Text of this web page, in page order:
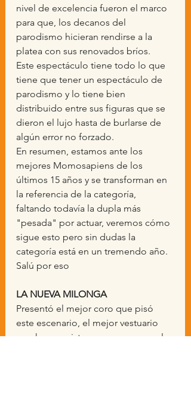
nivel de excelencia fueron el marco
para que, los decanos del
parodismo hicieran rendirse a la
platea con sus renovados bríos.
Este espectáculo tiene todo lo que
tiene que tener un espectáculo de
parodismo y lo tiene bien
distribuido entre sus figuras que se
dieron el lujo hasta de burlarse de
algún error no forzado.
En resumen, estamos ante los
mejores Momosapiens de los
últimos 15 años y se transforman en
la referencia de la categoría,
faltando todavía la dupla más
"pesada" por actuar, veremos cómo
sigue esto pero sin dudas la
categoría está en un tremendo año.
Salú por eso
LA NUEVA MILONGA
Presentó el mejor coro que pisó
este escenario, el mejor vestuario
que hemos visto en murgas pero, le